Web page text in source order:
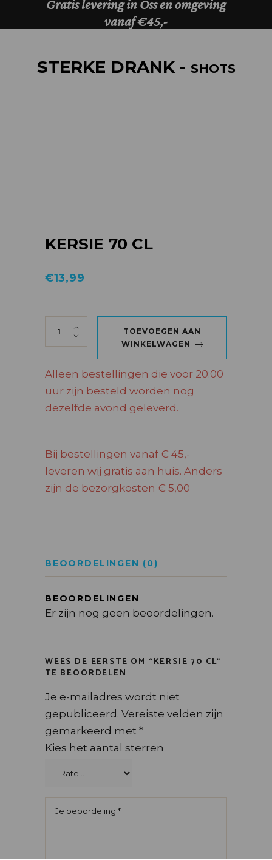
STERKE DRANK - SHOTS
KERSIE 70 CL
€13,99
KERSIE 70 CL quantity
TOEVOEGEN AAN
WINKELWAGEN
Alleen bestellingen die voor 20:00
uur zijn besteld worden nog
dezelfde avond geleverd.
Bij bestellingen vanaf € 45,-
leveren wij gratis aan huis. Anders
zijn de bezorgkosten € 5,00
BEOORDELINGEN (0)
BEOORDELINGEN
Er zijn nog geen beoordelingen.
WEES DE EERSTE OM “KERSIE 70 CL”
TE BEOORDELEN
Je e-mailadres wordt niet
gepubliceerd. Vereiste velden zijn
gemarkeerd met *
Kies het aantal sterren